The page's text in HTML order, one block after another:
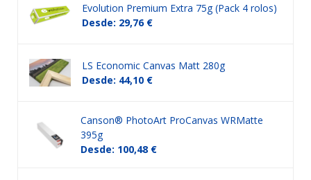
Evolution Premium Extra 75g (Pack 4 rolos)
Desde: 29,76 €
LS Economic Canvas Matt 280g
Desde: 44,10 €
Canson® PhotoArt ProCanvas WRMatte
395g
Desde: 100,48 €